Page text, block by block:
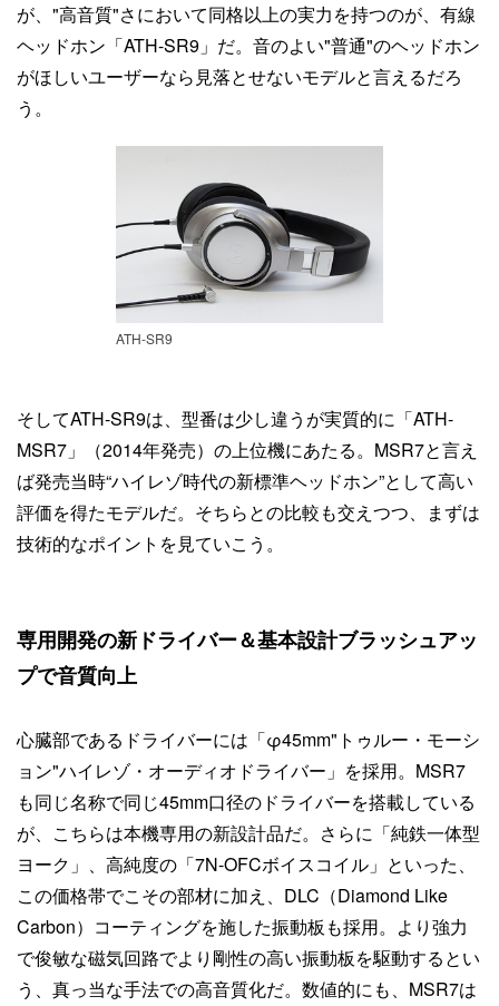
が、"高音質"さにおいて同格以上の実力を持つのが、有線
ヘッドホン「ATH-SR9」だ。音のよい"普通"のヘッドホン
がほしいユーザーなら見落とせないモデルと言えるだろ
う。
ATH-SR9
そしてATH-SR9は、型番は少し違うが実質的に「ATH-
MSR7」（2014年発売）の上位機にあたる。MSR7と言え
ば発売当時“ハイレゾ時代の新標準ヘッドホン”として高い
評価を得たモデルだ。そちらとの比較も交えつつ、まずは
技術的なポイントを見ていこう。
専用開発の新ドライバー＆基本設計ブラッシュアッ
プで音質向上
心臓部であるドライバーには「φ45mm"トゥルー・モーシ
ョン"ハイレゾ・オーディオドライバー」を採用。MSR7
も同じ名称で同じ45mm口径のドライバーを搭載している
が、こちらは本機専用の新設計品だ。さらに「純鉄一体型
ヨーク」、高純度の「7N-OFCボイスコイル」といった、
この価格帯でこその部材に加え、DLC（Diamond Like
Carbon）コーティングを施した振動板も採用。より強力
で俊敏な磁気回路でより剛性の高い振動板を駆動するとい
う、真っ当な手法での高音質化だ。数値的にも、MSR7は